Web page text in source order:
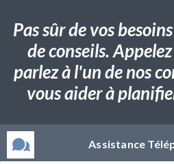
Pas sûr de vos
de conseils.
parlez à l'un de nos
vous aider à
Assistance